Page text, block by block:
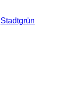
Stadtgrün